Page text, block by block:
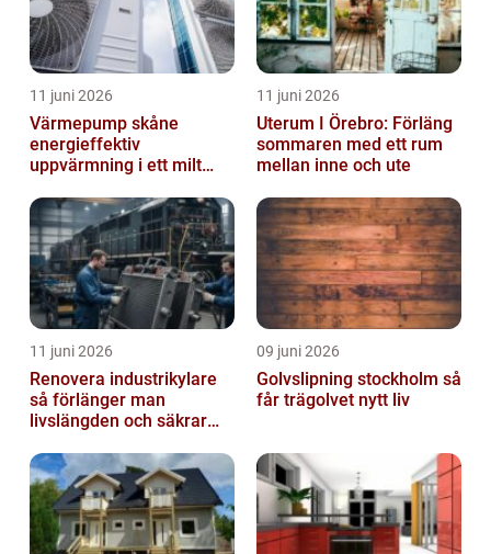
11 juni 2026
Värmepump skåne
energieffektiv
uppvärmning i ett milt
11 juni 2026
Uterum I Örebro: Förläng
sommaren med ett rum
mellan inne och ute
11 juni 2026
Renovera industrikylare
så förlänger man
livslängden och säkrar
09 juni 2026
Golvslipning stockholm så
får trägolvet nytt liv